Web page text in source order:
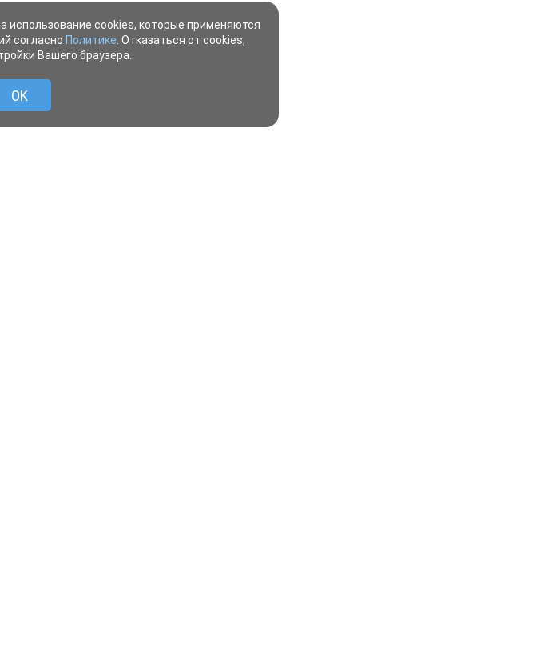
использование cookies, которые применяются
согласно Политике . Отказаться от cookies,
Вашего браузера.
OK